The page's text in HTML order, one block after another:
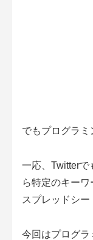
でもプログラミ
一応、Twitterで
ら特定のキーワ
スプレッドシー
今回はプログラ